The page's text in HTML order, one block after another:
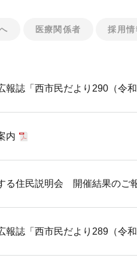
医療関係者 採用情
報誌「西市民だより290（令
内
る住民説明会 開催結果のご
報誌「西市民だより289（令